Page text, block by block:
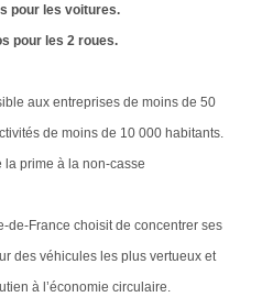
pour les voitures.
pour les 2 roues.
aux entreprises de moins de 50
de moins de 10 000 habitants.
la prime à la non-casse
de-France choisit de concentrer ses
des véhicules les plus vertueux et
à l’économie circulaire.